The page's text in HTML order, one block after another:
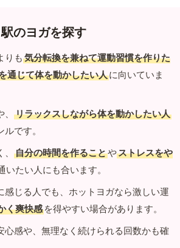
のヨガを探す
りも 気分転換を兼ねて運動習慣を作りた
通じて体を動かしたい人に向いていま
リラックスしながら体を動かしたい人
です。
自分の時間を作ることやストレスをや
いたい人にも合います。
感じる人でも、ホットヨガなら激しい運
く爽快感 を得やすい場合があります。
心感や、無理なく続けられる回数かも確